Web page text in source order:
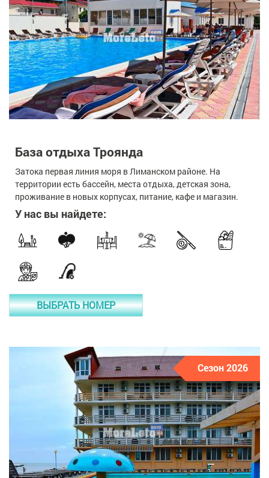
База отдыха Троянда
Затока первая линия моря в Лиманском районе. На
территории есть бассейн, места отдыха, детская зона,
проживание в новых корпусах, питание, кафе и магазин.
У нас вы найдете:
ВЫБРАТЬ НОМЕР
Сезон 2026